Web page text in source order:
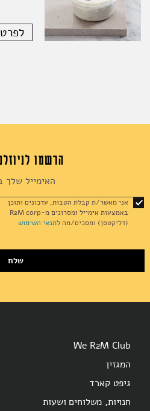
הרשמו
for
Our
Newsletter:
שלח
אני מאשר/ת קבלת הטבות, עדכונים ותוכן
באמצעות אימייל ומסרונים מ-R2M corp
(דליקטסן) ומסכים/מה לתנאי השימוש
We R2M Club
המגזין
גיפט קארד
חנויות, משלוחים ושעות